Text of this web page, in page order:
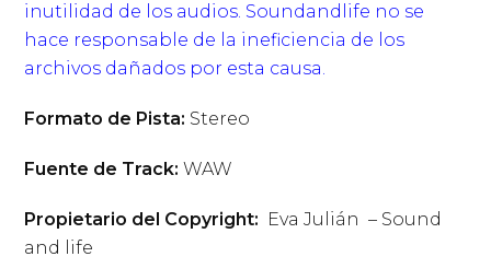
inutilidad de los audios. Soundandlife no se
hace responsable de la ineficiencia de los
archivos dañados por esta causa.
Formato de Pista: Stereo
Fuente de Track: WAW
Propietario del Copyright: Eva Julián – Sound
and life